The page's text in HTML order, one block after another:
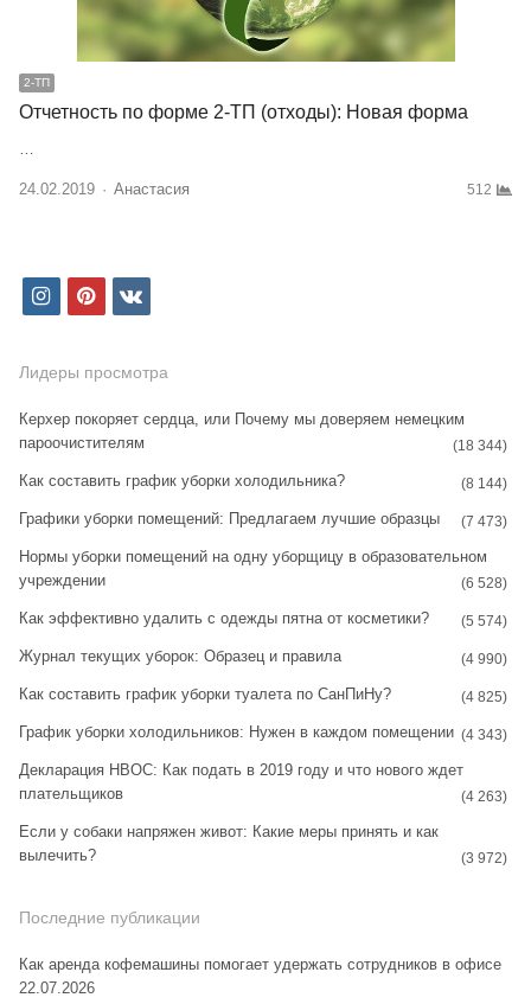
2-ТП
Отчетность по форме 2-ТП (отходы): Новая форма
…
24.02.2019 Author
Анастасия 512
i
s
a
g
r
a
p
n
e
r
e
s
v
Лидеры просмотра
Керхер покоряет сердца, или Почему мы доверяем немецким
пароочистителям
(18 344)
Как составить график уборки холодильника? (8 144)
Графики уборки помещений: Предлагаем лучшие образцы (7 473)
Нормы уборки помещений на одну уборщицу в образовательном
учреждении
(6 528)
Как эффективно удалить с одежды пятна от косметики? (5 574)
Журнал текущих уборок: Образец и правила (4 990)
Как составить график уборки туалета по СанПиНу? (4 825)
График уборки холодильников: Нужен в каждом помещении (4 343)
Декларация НВОС: Как подать в 2019 году и что нового ждет
плательщиков
(4 263)
Если у собаки напряжен живот: Какие меры принять и как
вылечить?
(3 972)
Последние публикации
Как аренда кофемашины помогает удержать сотрудников в офисе
22.07.2026